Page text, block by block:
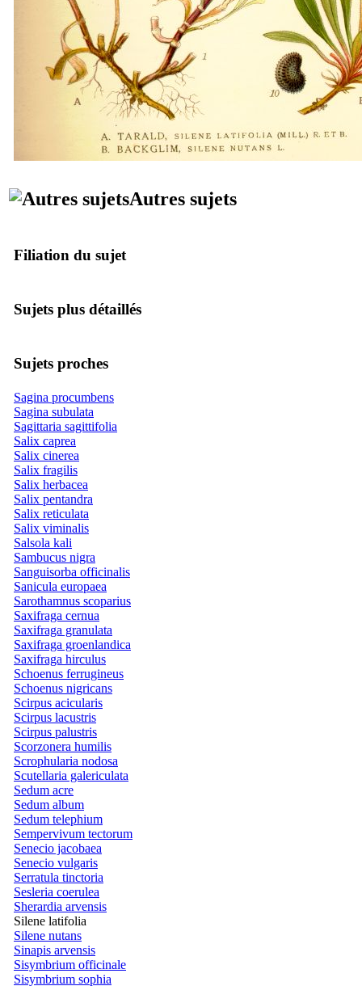
Autres sujets
Filiation du sujet
Sujets plus détaillés
Sujets proches
Sagina procumbens
Sagina subulata
Sagittaria sagittifolia
Salix caprea
Salix cinerea
Salix fragilis
Salix herbacea
Salix pentandra
Salix reticulata
Salix viminalis
Salsola kali
Sambucus nigra
Sanguisorba officinalis
Sanicula europaea
Sarothamnus scoparius
Saxifraga cernua
Saxifraga granulata
Saxifraga groenlandica
Saxifraga hirculus
Schoenus ferrugineus
Schoenus nigricans
Scirpus acicularis
Scirpus lacustris
Scirpus palustris
Scorzonera humilis
Scrophularia nodosa
Scutellaria galericulata
Sedum acre
Sedum album
Sedum telephium
Sempervivum tectorum
Senecio jacobaea
Senecio vulgaris
Serratula tinctoria
Sesleria coerulea
Sherardia arvensis
Silene latifolia
Silene nutans
Sinapis arvensis
Sisymbrium officinale
Sisymbrium sophia